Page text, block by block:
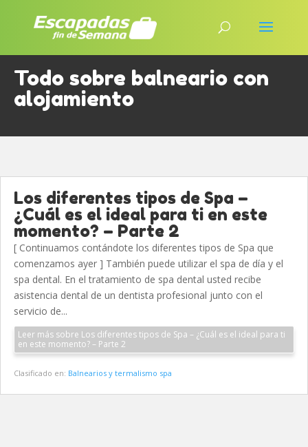
Todo sobre balneario con
alojamiento
Los diferentes tipos de Spa –
¿Cuál es el ideal para ti en este
momento? – Parte 2
[ Continuamos contándote los diferentes tipos de Spa que
comenzamos ayer ] También puede utilizar el spa de día y el
spa dental. En el tratamiento de spa dental usted recibe
asistencia dental de un dentista profesional junto con el
servicio de...
Leer más sobre Los diferentes tipos de Spa – ¿Cuál es el ideal para ti
en este momento? – Parte 2
Clasificado en: Balnearios y termalismo spa